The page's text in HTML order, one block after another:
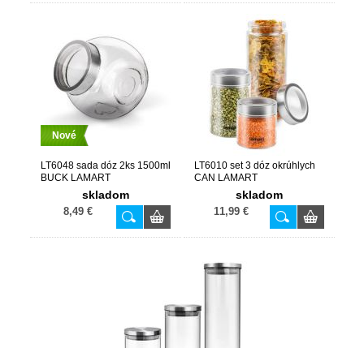
Nové
LT6048 sada dóz 2ks 1500ml
BUCK LAMART
skladom
8,49 €
LT6010 set 3 dóz okrúhlych
CAN LAMART
skladom
11,99 €